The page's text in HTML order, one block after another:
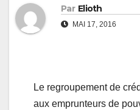
Par Elioth
MAI 17, 2016
Le regroupement de
aux emprunteurs de